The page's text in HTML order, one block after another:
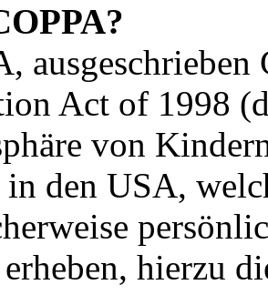
Act of 1998
von
in den USA,
erheben, hierzu